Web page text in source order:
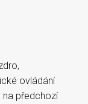
ovládání
na předchozí